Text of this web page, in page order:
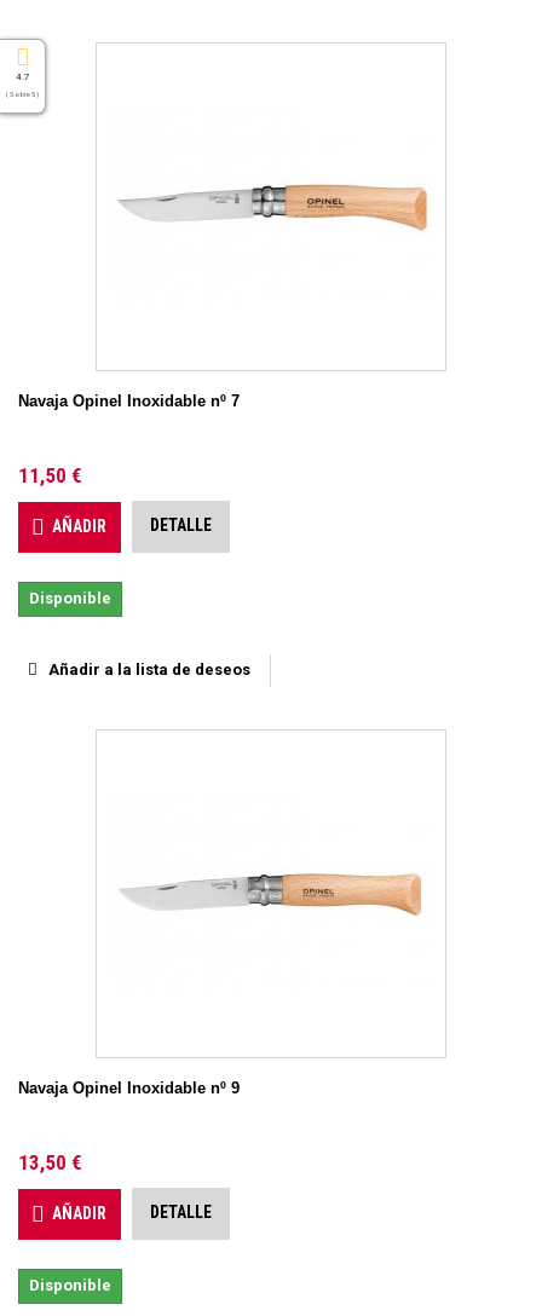
Navaja Opinel Inoxidable nº 7
11,50 €
AÑADIR DETALLE
Disponible
Añadir a la lista de deseos
Navaja Opinel Inoxidable nº 9
13,50 €
AÑADIR DETALLE
Disponible
4.7
( Sobre 5 )